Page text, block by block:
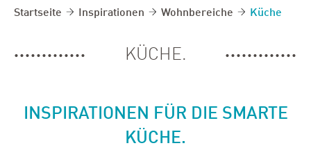
Startseite Inspirationen Wohnbereiche Küche
KÜCHE.
INSPIRATIONEN FÜR DIE SMARTE
KÜCHE.